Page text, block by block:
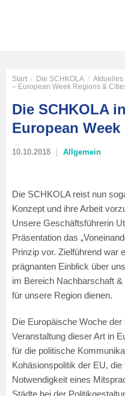
Start / Die SCHKOLA / Aktuelles
– European Week Regions &
Die SCHKOLA
European
10.10.2018 Allgemein
Die SCHKOLA reist nun
Konzept und ihre Arbeit
Unsere Geschäftsführerin
Präsentation das
Prinzip vor. Zielführend war
prägnanten Einblick über
im Bereich Nachbarschaft
für unsere Region dienen.
Die Europäische Woche
Veranstaltung dieser Art in
für die politische
Kohäsionspolitik der EU,
Notwendigkeit eines
Städte bei der